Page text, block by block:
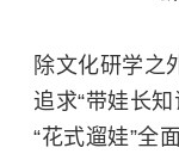
除文化研学之
追求“带娃长
“花式遛娃”全